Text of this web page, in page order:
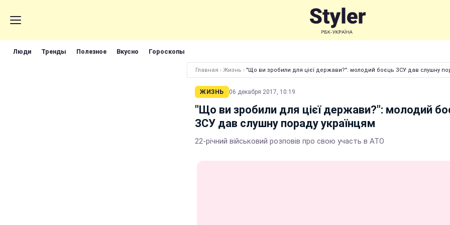
Люди Тренды Полезное Вкусно Гороскопы
Главная › Жизнь › "Що ви зробили для цієї держави?": молодий боєць ЗСУ дав слушну
ЖИЗНЬ 06 декабря 2017, 10:19
"Що ви зробили для цієї держави?": молодий
ЗСУ дав слушну пораду українцям
22-річний військовий розповів про свою участь в АТО